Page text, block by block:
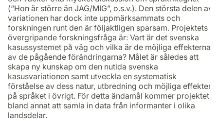
(“Hon är större än JAG/MIG”, o.s.v.). Den största delen av
variationen har dock inte uppmärksammats och
forskningen runt den är följaktligen sparsam. Projektets
övergripande forskningsfråga är: Vart är det svenska
kasussystemet på väg och vilka är de möjliga effekterna
av de pågående förändringarna? Målet är således att
skapa ny kunskap om den nutida svenska
kasusvariationen samt utveckla en systematisk
förståelse av dess natur, utbredning och möjliga effekter
på språket i övrigt. För detta ändamål kommer projektet
bland annat att samla in data från informanter i olika
landsdelar.